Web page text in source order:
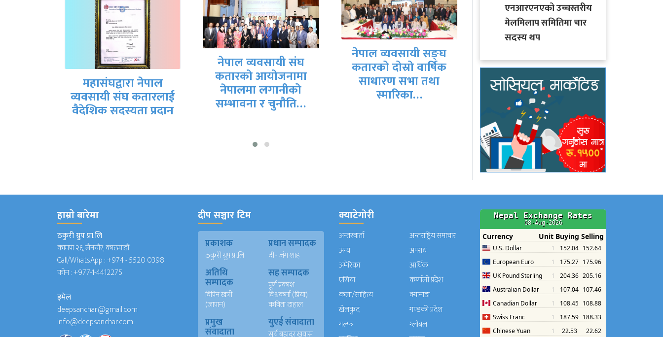
नेपाल व्यवसायी संघ
कतारको आयोजनामा
नेपालमा लगानीको
सम्भावना र चुनौति…
नेपाल व्यवसायी सङ्घ
कतारको दोस्रो वार्षिक
साधारण सभा तथा
स्मारिका…
नेपाल र चीनबीच सूचना
प्रविधिको क्षेत्रमा सहकार्य
महासंघद्वारा नेपाल
व्यवसायी संघ कतारलाई
वैदेशिक सदस्यता प्रदान
एनआरएनएको उच्चस्तरीय
मेलमिलाप समितिमा चार
सदस्य थप
हाम्राे बारेमा
ठकुरी ग्रुप प्रा.लि
कामपा २६, लैनचौर, काठमाडौं
Call/WhatsApp :+974 - 5520 0398
फोन :+977-1-4412275
इमेल
deepsanchar@gmail.com
info@deepsanchar.com
दीप सञ्चार टिम
प्रकाशक
ठकुरी ग्रुप प्रा.लि
प्रधान सम्पादक
दीप जंग शाह
अतिथि
सम्पादक
विपिन खत्री
(जापान)
सह सम्पादक
पूर्ण प्रकाश
विश्वकर्मा (प्रिया)
कविता दाहाल
प्रमुख
संवादाता
युएई संवादाता
क्याटेगोरी
अन्तरवार्ता
अन्तराष्ट्रिय समाचार
अन्य
अपराध
अमेरिका
आर्थिक
एसिया
कर्णाली प्रदेश
कला/साहित्य
क्यानाडा
खेलकुद
गण्डकी प्रदेश
गल्फ
ग्लोबल